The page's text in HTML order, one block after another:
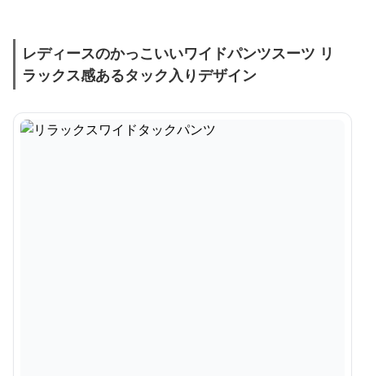
レディースのかっこいいワイドパンツスーツ リ
ラックス感あるタック入りデザイン